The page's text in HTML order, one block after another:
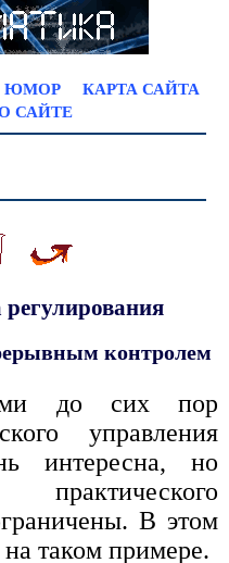
ЮМОР
КАРТА САЙТА
САЙТЕ
контролем
до сих пор
управления
интересна, но
В этом
таком примере.